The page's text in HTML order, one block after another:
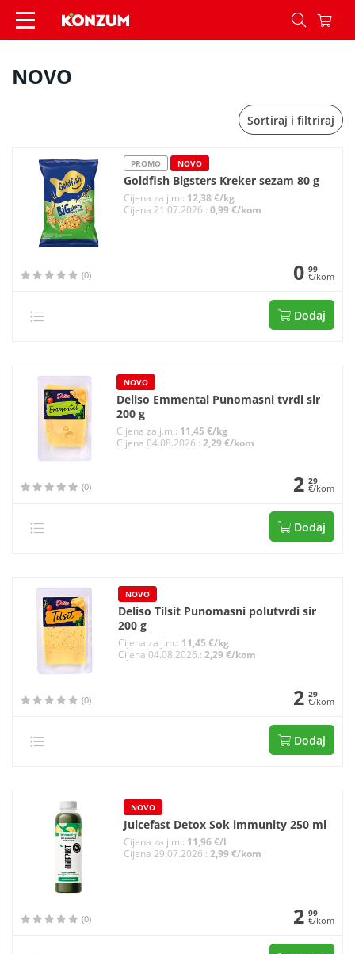
NOVO - Konzum
NOVO
Sortiraj i filtriraj
PROMO NOVO
Goldfish Bigsters Kreker sezam 80 g
Cijena za j.m.: 12,38 €/kg
Cijena 21.07.2026.: 0,99 €/kom
(0) 0 99
€/kom
Dodaj
NOVO
Deliso Emmental Punomasni tvrdi sir
200 g
Cijena za j.m.: 11,45 €/kg
Cijena 04.08.2026.:2,29 €/kom
(0) 2 29
€/kom
Dodaj
NOVO
Deliso Tilsit Punomasni polutvrdi sir
200 g
Cijena za j.m.: 11,45 €/kg
Cijena 04.08.2026.: 2,29 €/kom
(0) 2 29
€/kom
Dodaj
NOVO
Juicefast Detox Sok immunity 250 ml
Cijena za j.m.: 11,96 €/l
Cijena 29.07.2026.: 2,99 €/kom
(0) 2 99
€/kom